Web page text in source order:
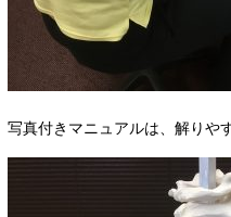
写真付きマニュアルは、解りや